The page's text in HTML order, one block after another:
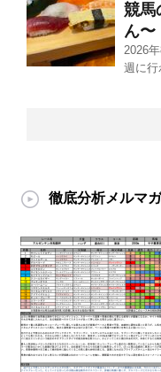
競馬
ん〜
2026
週に行
徹底分析メルマ